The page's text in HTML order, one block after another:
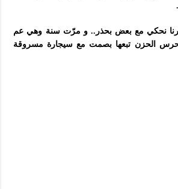
نحكي مع بعض بحذر.. و مرّت سنة وهي عم
الحزن تبعها بصمت مع سيجارة مسروقة